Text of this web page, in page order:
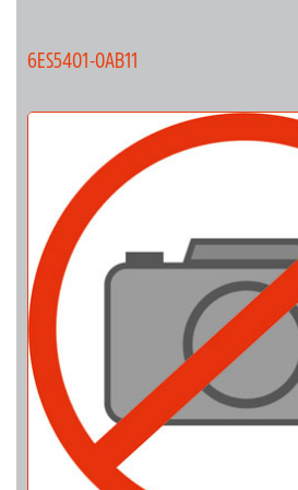
6ES5401-0AB11